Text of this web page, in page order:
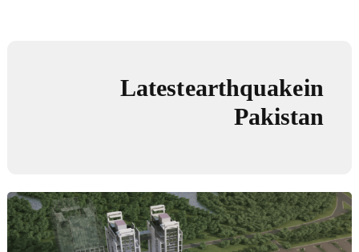
Latest earthquake in
Pakistan